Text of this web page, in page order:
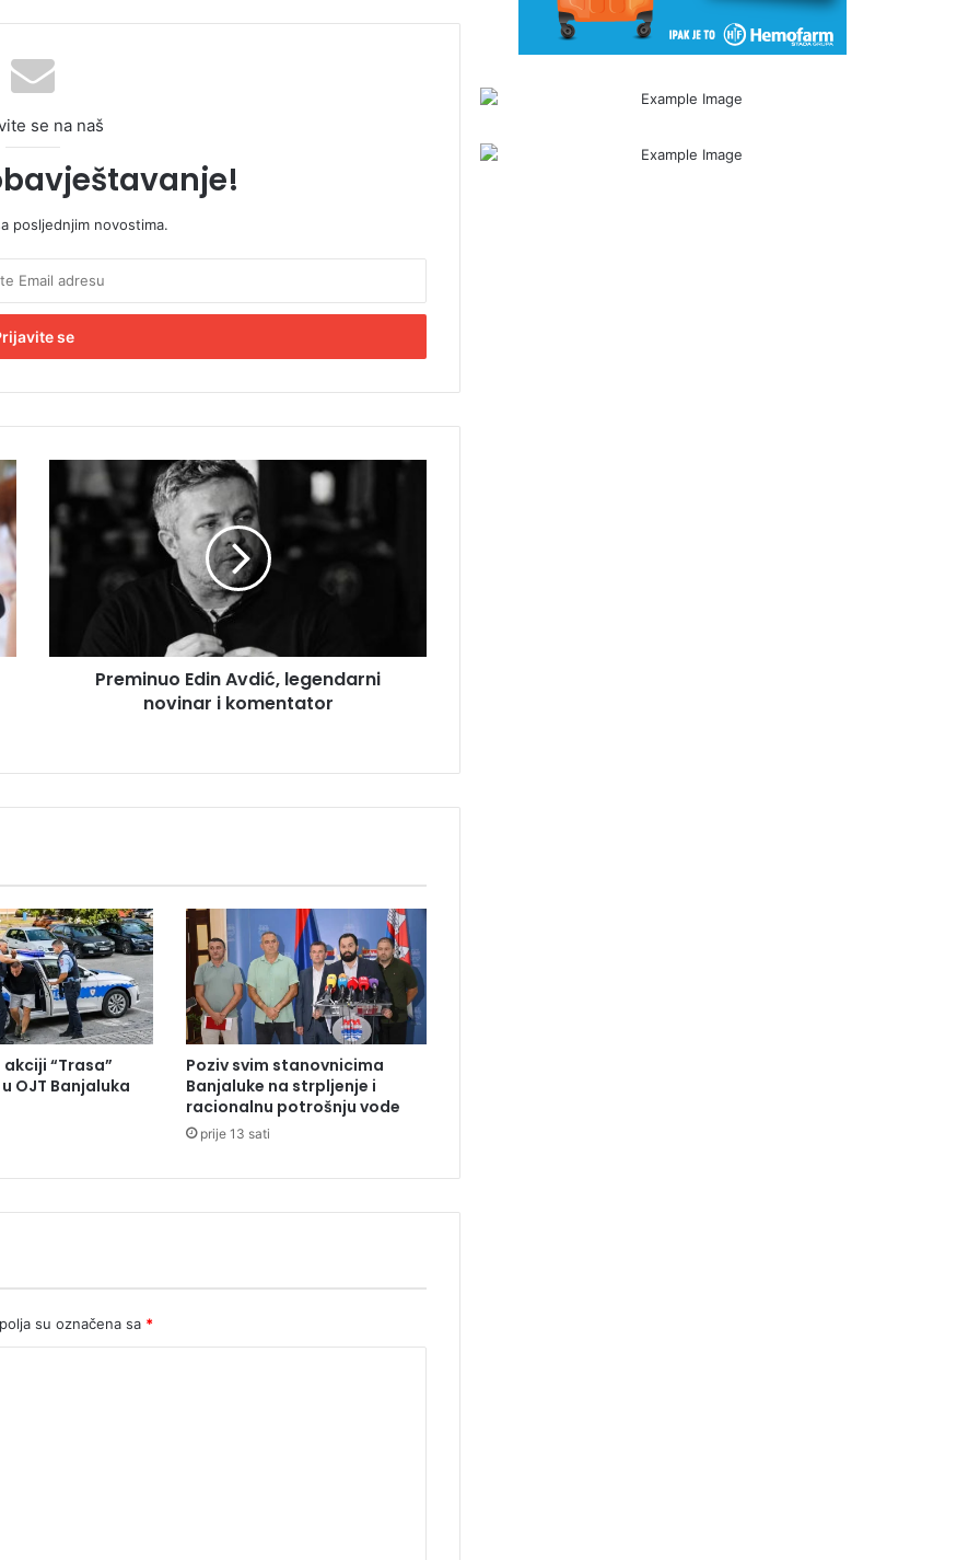
se na naš
posljednjim novostima.
i
E
v
l
e
g
e
n
d
a
r
n
i
i
o
m
Preminuo Edin Avdić, legendarni
novinar i komentator
“Trasa”
OJT Banjaluka
Poziv svim stanovnicima
Banjaluke na strpljenje i
racionalnu potrošnju vode
prije 13 sati
su označena sa *